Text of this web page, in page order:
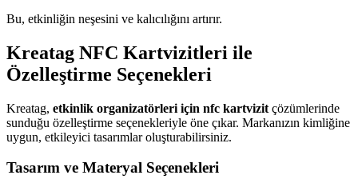
Bu, etkinliğin neşesini ve kalıcılığını artırır.
Kreatag NFC Kartvizitleri ile
Özelleştirme Seçenekleri
Kreatag, etkinlik organizatörleri için nfc kartvizit çözümlerinde
sunduğu özelleştirme seçenekleriyle öne çıkar. Markanızın kimliğine
uygun, etkileyici tasarımlar oluşturabilirsiniz.
Tasarım ve Materyal Seçenekleri